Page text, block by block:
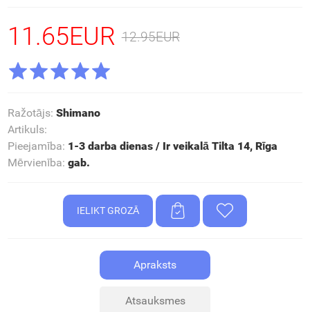
11.65EUR 12.95EUR
Ražotājs: Shimano
Artikuls:
Pieejamība: 1-3 darba dienas / Ir veikalā Tilta 14, Rīga
Mērvienība: gab.
Apraksts
Atsauksmes